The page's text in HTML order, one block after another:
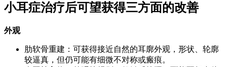
小耳症治疗后可望获得三方面的改善
外观
肋软骨重建：可获得接近自然的耳廓外观，形状、轮廓
较逼真，但仍可能有细微不对称或瘢痕。